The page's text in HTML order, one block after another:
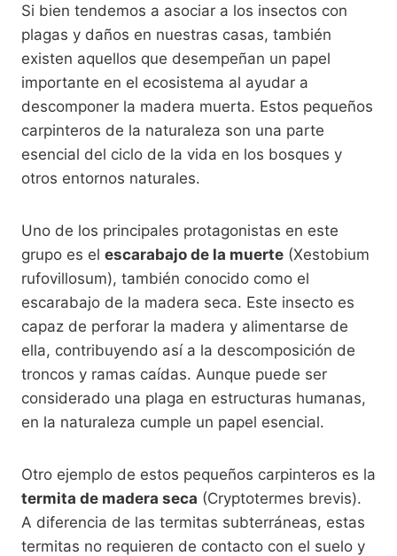
Si bien tendemos a asociar a los insectos con
plagas y daños en nuestras casas, también
existen aquellos que desempeñan un papel
importante en el ecosistema al ayudar a
descomponer la madera muerta. Estos pequeños
carpinteros de la naturaleza son una parte
esencial del ciclo de la vida en los bosques y
otros entornos naturales.
Uno de los principales protagonistas en este
grupo es el escarabajo de la muerte (Xestobium
rufovillosum), también conocido como el
escarabajo de la madera seca. Este insecto es
capaz de perforar la madera y alimentarse de
ella, contribuyendo así a la descomposición de
troncos y ramas caídas. Aunque puede ser
considerado una plaga en estructuras humanas,
en la naturaleza cumple un papel esencial.
Otro ejemplo de estos pequeños carpinteros es la
termita de madera seca (Cryptotermes brevis).
A diferencia de las termitas subterráneas, estas
termitas no requieren de contacto con el suelo y